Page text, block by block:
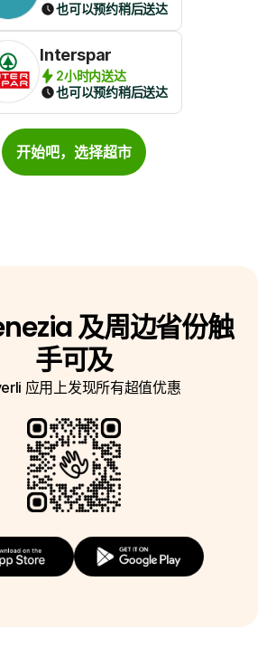
也可以预约稍后送达
Interspar
2小时内送达
也可以预约稍后送达
开始吧，选择超市
及周边省份触
手可及
应用上发现所有超值优惠